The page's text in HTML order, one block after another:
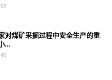
对煤矿采掘过程中安全生产的重
...